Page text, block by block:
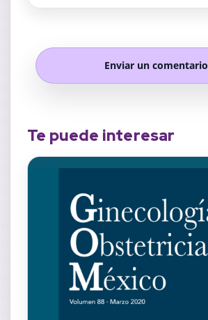
Enviar un comentario
Te puede interesar